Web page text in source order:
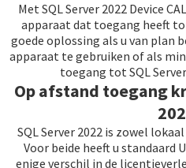
Met SQL Server 2022 Device
apparaat dat toegang heeft
goede oplossing als u van plan
apparaat te gebruiken of als
toegang tot SQL
Op afstand toegang
SQL Server 2022 is zowel
Voor beide heeft u standaard
enige verschil in de